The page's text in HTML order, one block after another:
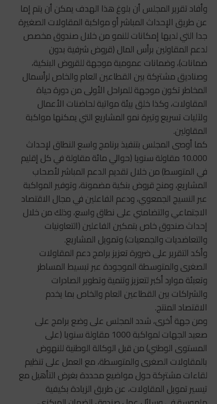
وأفاد تقرير المجلس أن بلوغ هذا الهدف يمكن أن يتم إما
عن طريق الإحداث المباشر أو مواكبة المقاولات الصغيرة
جدا التي لديها إمكانات للنمو من خلال صندوق مخصص
لدعم المقاولين برأس المال (قروض شرفية بدون
ضمانات)، وضمانات عمومية موجهة للقروض البنكية،
وصناديق مشتركة بين القطاعين العام والخاص لرأسمال
المخاطر تكون موجهة للمراحل الأولى من دورة حياة
المقاولات، وكذا خلق بيئة مواتية لحاضنات الأعمال
ولآليات تسريع وتيرة نمو المشاريع التي يمكنها مواكبة
المقاولين.
كما أوصى المجلس بتنفيذ برنامج واسع النطاق لإحداث
10.000 مقاولة سنويا (حوالي مائة مقاولة في كل إقليم
في المتوسط) من خلال تقديم الدعم المباشر لأصحاب
المشاريع، ومنح قروض بنكية مضمونة، وتوفير المواكبة
عبر النسيج الجمعوي، ودعم الفاعلين في مجال الاقتصاد
الاجتماعي والتضامني على نطاق واسع، وذلك من خلال
إحداث صندوق خاص بتمكين الفاعلين (التعاونيات
والتعاضديات والجمعيات) وتمويل المشاريع.
وأكد التقرير على ضرورة تعزيز برامج دعم المقاولات
الصغرى والمتوسطة الموجودة عبر تبسيط المساطر
وتعبئة موارد أكبر لتعزيز وتنمية وتطوير الصادرات
والشراكات بين القطاعين العام والخاص بما يخدم
الاقتصاد المنتج.
ومن جهة أخرى، شدد المجلس على وضع برامج على
صعيد الجهات لمواكبة 1000 مقاولة سنويا (على
المستوى الوطني) من قبل الوكالة الوطنية للنهوض
بالمقاولات الصغرى والمتوسطة، مع العمل على تنظيم
لقاءات مشتركة حول مواضيع محددة بغرض التأهيل مع
تيسير تمويل المقاولات، عن طريق الزيادة بكيفية